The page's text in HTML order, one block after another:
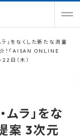
ラ」をなくした新たな測量
！「AISAN ONLINE
日（木）
ムラ」をな
案 3次元